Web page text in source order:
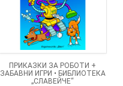
ПРИКАЗКИ ЗА РОБОТИ +
ЗАБАВНИ ИГРИ • БИБЛИОТЕКА
„СЛАВЕЙЧЕ“